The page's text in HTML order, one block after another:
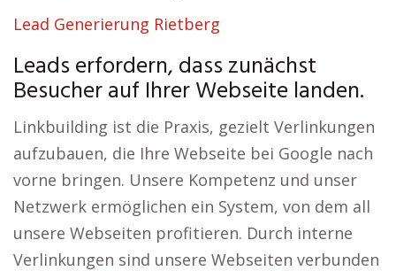
Lead Generierung Rietberg
Leads erfordern, dass zunächst
Besucher auf Ihrer Webseite landen.
Linkbuilding ist die Praxis, gezielt Verlinkungen
aufzubauen, die Ihre Webseite bei Google nach
vorne bringen. Unsere Kompetenz und unser
Netzwerk ermöglichen ein System, von dem all
unsere Webseiten profitieren. Durch interne
Verlinkungen sind unsere Webseiten verbunden